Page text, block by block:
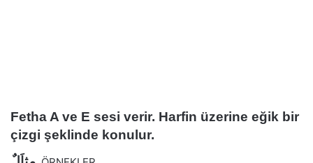
Fetha A ve E sesi verir. Harfin üzerine eğik bir
çizgi şeklinde konulur.